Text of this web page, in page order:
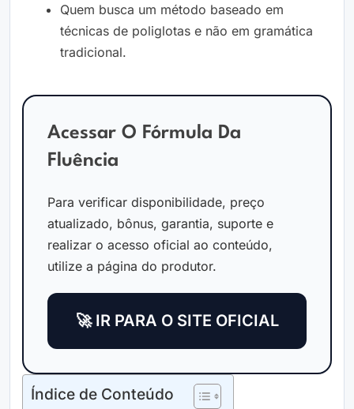
Quem busca um método baseado em
técnicas de poliglotas e não em gramática
tradicional.
Acessar O Fórmula Da
Fluência
Para verificar disponibilidade, preço
atualizado, bônus, garantia, suporte e
realizar o acesso oficial ao conteúdo,
utilize a página do produtor.
🚀 IR PARA O SITE OFICIAL
Índice de Conteúdo